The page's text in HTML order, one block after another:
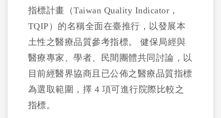
指標計畫（Taiwan Quality Indicator，
TQIP）的名稱全面在臺推行，以發展本
土性之醫療品質參考指標。 健保局經與
醫療專家、學者、民間團體共同討論，以
目前經醫界協商且已公佈之醫療品質指標
為選取範圍，擇 4 項可進行院際比較之
指標。